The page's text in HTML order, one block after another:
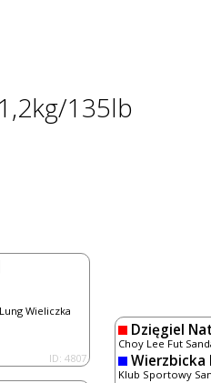
135lb
Wieliczka
ID: 4807
Dzięgiel
Choy Lee Fut
Wierzbicka
Klub Sportowy